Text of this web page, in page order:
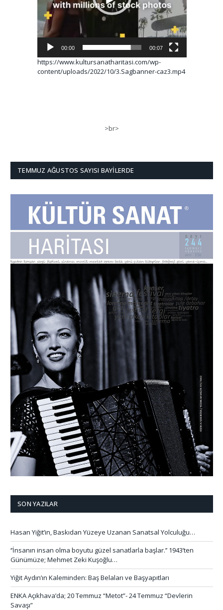
00:00 00:07
https://www.kultursanatharitasi.com/wp-
content/uploads/2022/10/3.Sagbanner-caz3.mp4
>br>
TEMMUZ AĞUSTOS SAYISI BAYILERDE
SON YAZILAR
Hasan Yiğit’in, Baskıdan Yüzeye Uzanan Sanatsal Yolculuğu…
‘’İnsanın insan olma boyutu güzel sanatlarla başlar.’’ 1943’ten
Günümüze; Mehmet Zeki Kuşoğlu…
Yiğit Aydın’ın Kaleminden: Baş Belaları ve Başyapıtları
ENKA Açıkhava’da; 20 Temmuz “Metot”- 24 Temmuz “Devlerin
Savaşı”